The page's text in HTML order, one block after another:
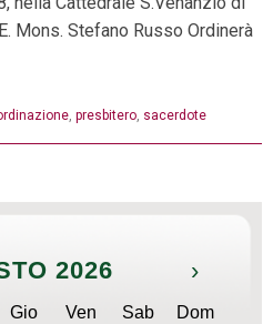
Mons. Stefano Russo Ordinerà
, presbitero, sacerdote
2026 ›
Gio Ven Sab Dom